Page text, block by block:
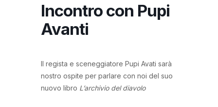
Incontro con Pupi
Avanti
Il regista e sceneggiatore Pupi Avati sarà
nostro ospite per parlare con noi del suo
nuovo libro L’archivio del diavolo